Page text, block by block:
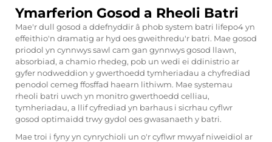
Ymarferion Gosod a Rheoli Batri
Mae'r dull gosod a ddefnyddir â phob system batri lifepo4 yn
effeithio'n dramatig ar hyd oes gweithredu'r batri. Mae gosod
priodol yn cynnwys sawl cam gan gynnwys gosod llawn,
absorbiad, a chamio rhedeg, pob un wedi ei ddinistrio ar
gyfer nodweddion y gwerthoedd tymheriadau a chyfrediad
penodol cemeg ffosffad haearn lithiwm. Mae systemau
rheoli batri uwch yn monitro gwerthoedd celliau,
tymheriadau, a llif cyfrediad yn barhaus i sicrhau cyflwr
gosod optimaidd trwy gydol oes gwasanaeth y batri.
Mae troi i fyny yn cynrychioli un o'r cyflwr mwyaf niweidiol ar